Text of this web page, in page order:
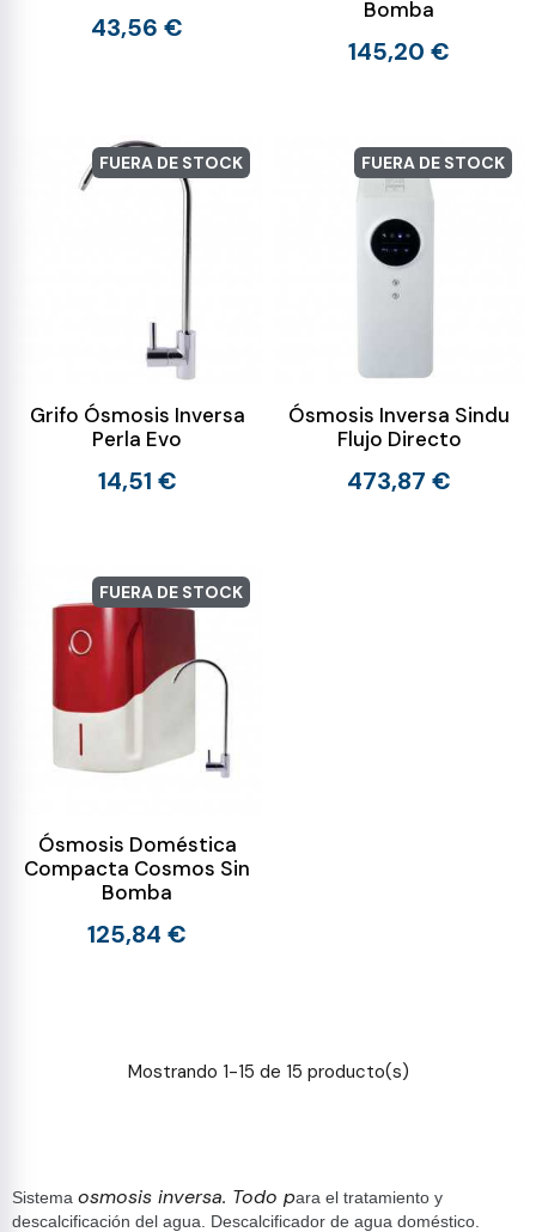
43,56 €
Bomba
145,20 €
FUERA DE STOCK
Grifo Ósmosis Inversa
Perla Evo
14,51 €
FUERA DE STOCK
Ósmosis Inversa Sindu
Flujo Directo
473,87 €
FUERA DE STOCK
Ósmosis Doméstica
Compacta Cosmos Sin
Bomba
125,84 €
Mostrando 1-15 de 15 producto(s)
Sistema osmosis inversa. Todo para el tratamiento y
descalcificación del agua. Descalcificador de agua doméstico.